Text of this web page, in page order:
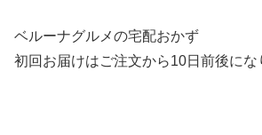
ベルーナグルメの宅配おかず
初回お届けはご注文から10日前後にな